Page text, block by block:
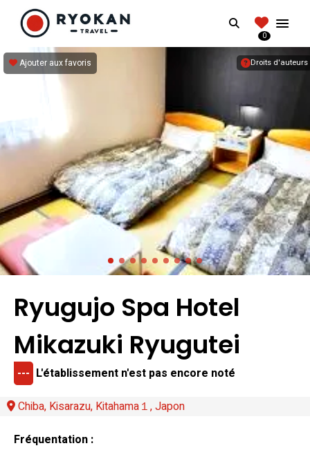
RYOKANTRAVEL
Vivez l'expérience authentique d'un Ryokan
Search
0
Droits d'auteurs
Ajouter aux favoris
Ryugujo Spa Hotel
Mikazuki Ryugutei
--- L'établissement n'est pas encore noté
Chiba, Kisarazu, Kitahama１, Japon
Fréquentation :